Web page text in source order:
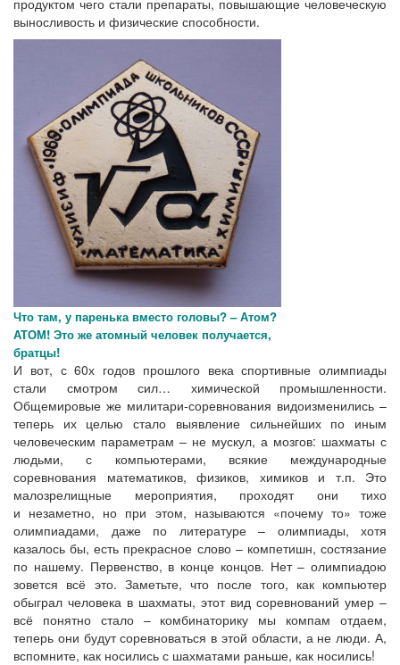
продуктом чего стали препараты, повышающие человеческую
выносливость и физические способности.
Что там, у паренька вместо головы? – Атом?
АТОМ! Это же атомный человек получается,
братцы!
И вот, с 60х годов прошлого века спортивные олимпиады
стали смотром сил… химической промышленности.
Общемировые же милитари-соревнования видоизменились –
теперь их целью стало выявление сильнейших по иным
человеческим параметрам – не мускул, а мозгов: шахматы с
людьми, с компьютерами, всякие международные
соревнования математиков, физиков, химиков и т.п. Это
малозрелищные мероприятия, проходят они тихо
и незаметно, но при этом, называются «почему то» тоже
олимпиадами, даже по литературе – олимпиады, хотя
казалось бы, есть прекрасное слово – компетишн, состязание
по нашему. Первенство, в конце концов. Нет – олимпиадою
зовется всё это. Заметьте, что после того, как компьютер
обыграл человека в шахматы, этот вид соревнований умер –
всё понятно стало – комбинаторику мы компам отдаем,
теперь они будут соревноваться в этой области, а не люди. А,
вспомните, как носились с шахматами раньше, как носились!